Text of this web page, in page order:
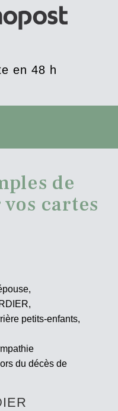
en 48 h
de
cartes
petits-enfants,
du décès de